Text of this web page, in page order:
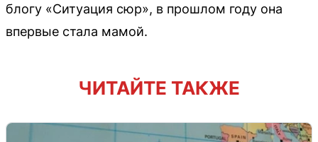
блогу «Ситуация сюр», в прошлом году она
впервые стала мамой.
ЧИТАЙТЕ ТАКЖЕ